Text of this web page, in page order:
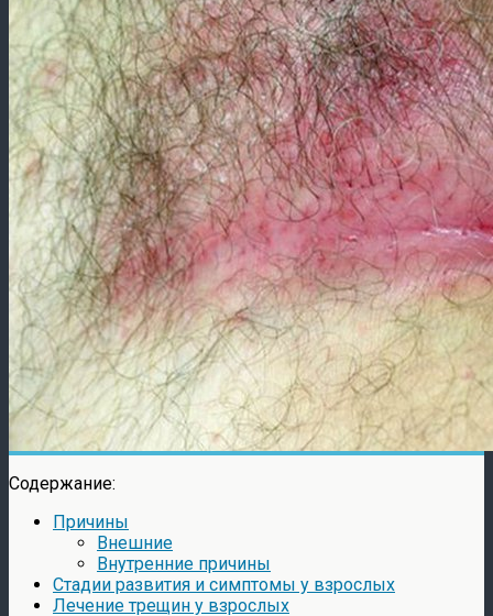
Содержание:
Причины
Внешние
Внутренние причины
Стадии развития и симптомы у взрослых
Лечение трещин у взрослых